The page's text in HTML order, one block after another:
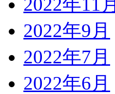
2022年11月
2022年9月
2022年7月
2022年6月